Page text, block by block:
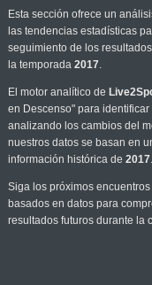
Esta sección ofrece un
las tendencias estadísticas
seguimiento de los
la temporada 2017.
El motor analítico de
en Descenso" para
analizando los cambios del
nuestros datos se basan en
información histórica de 2017.
Siga los próximos encuentros
basados en datos para
resultados futuros durante la